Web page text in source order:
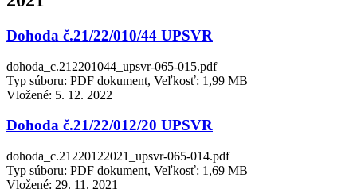
Dohoda č.21/22/010/44 UPSVR
dohoda_c.212201044_upsvr-065-015.pdf
Typ súboru: PDF dokument, Veľkosť: 1,99 MB
Vložené: 5. 12. 2022
Dohoda č.21/22/012/20 UPSVR
dohoda_c.21220122021_upsvr-065-014.pdf
Typ súboru: PDF dokument, Veľkosť: 1,69 MB
Vložené: 29. 11. 2021